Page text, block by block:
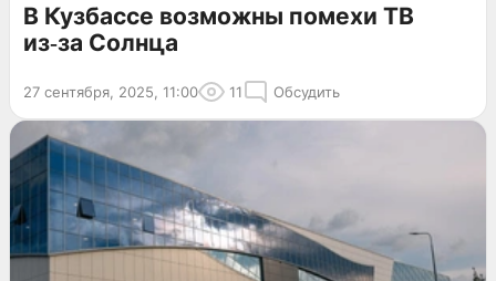
В Кузбассе возможны помехи ТВ
из‑за Солнца
27 сентября, 2025, 11:00 11 Обсудить